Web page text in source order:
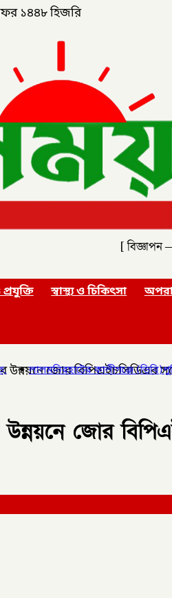
১৪৪৮ হিজরি
[
স্বাস্থ্য ও চিকিৎসা
(ডিবি)পুলিশের অভিযানে বিপুল
উন্নয়নে জোর
উন্নয়নে জোর